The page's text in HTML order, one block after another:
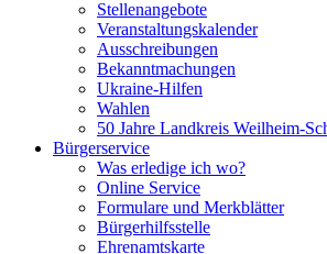
Stellenangebote
Veranstaltungskalender
Ausschreibungen
Bekanntmachungen
Ukraine-Hilfen
Wahlen
50 Jahre Landkreis Weilheim-
Bürgerservice
Was erledige ich wo?
Online Service
Formulare und Merkblätter
Bürgerhilfsstelle
Ehrenamtskarte